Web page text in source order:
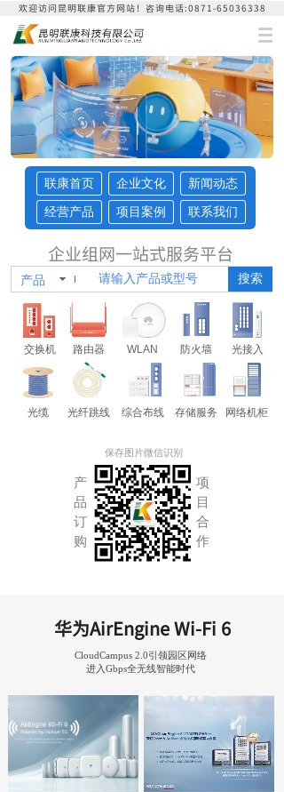
欢迎访问昆明联康官方网站！咨询电话:0871-65036338
企业组网一站式服务平台
产品 搜索
联康首页 企业文化
新闻动态
经营产品
项目案例 联系我们
WLAN 光接入
防火墙
路由器
交换机
光缆 综合布线
光纤跳线 存储服务 网络机柜
保存图片微信识别
产
品
订
购
项
目
合
作
CloudCampus 2.0引领园区网络
进入Gbps全无线智能时代
华为AirEngine Wi-Fi 6